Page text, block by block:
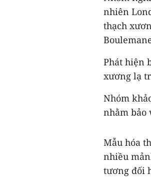
nhiên
thạch
Phát hiện
xương lạ
Nhóm
nhằm bảo
Mẫu hóa
nhiều
tương đối